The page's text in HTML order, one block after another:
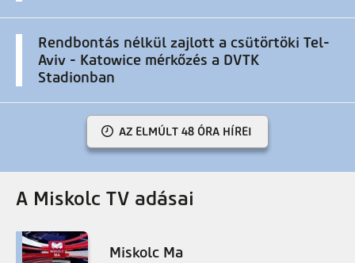
Rendbontás nélkül zajlott a csütörtöki Tel-
Aviv - Katowice mérkőzés a DVTK
Stadionban
AZ ELMÚLT 48 ÓRA HÍREI
A Miskolc TV adásai
Miskolc Ma